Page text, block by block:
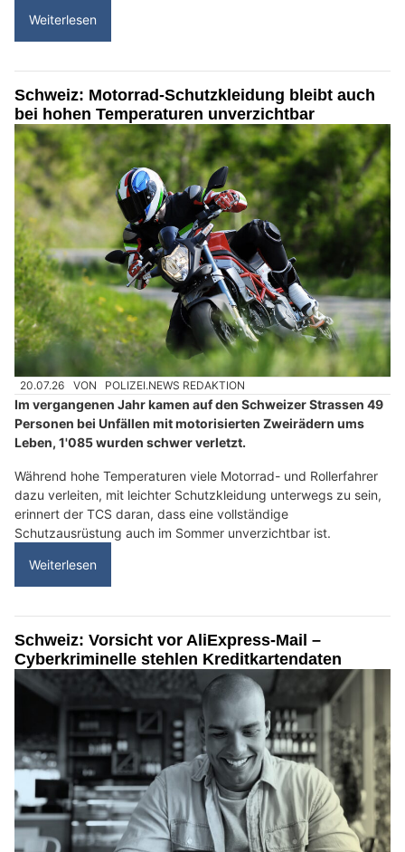
Weiterlesen
Schweiz: Motorrad-Schutzkleidung bleibt auch
bei hohen Temperaturen unverzichtbar
20.07.26 VON POLIZEI.NEWS REDAKTION
Im vergangenen Jahr kamen auf den Schweizer Strassen 49
Personen bei Unfällen mit motorisierten Zweirädern ums
Leben, 1'085 wurden schwer verletzt.
Während hohe Temperaturen viele Motorrad- und Rollerfahrer
dazu verleiten, mit leichter Schutzkleidung unterwegs zu sein,
erinnert der TCS daran, dass eine vollständige
Schutzausrüstung auch im Sommer unverzichtbar ist.
Weiterlesen
Schweiz: Vorsicht vor AliExpress-Mail –
Cyberkriminelle stehlen Kreditkartendaten